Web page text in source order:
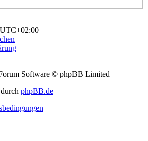
UTC+02:00
Software © phpBB Limited
phpBB.de